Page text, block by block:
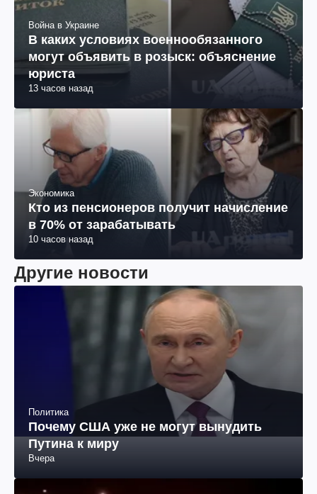
Дроны атаковали российский
Ярославль: загорелся пожар на НПЗ
(фото, видео)
17 часов назад
Война в Украине
В каких условиях военнообязанного
могут объявить в розыск: объяснение
юриста
13 часов назад
Кто из пенсионеров получит начисление
в 70% от зарабатывать
Другие новости